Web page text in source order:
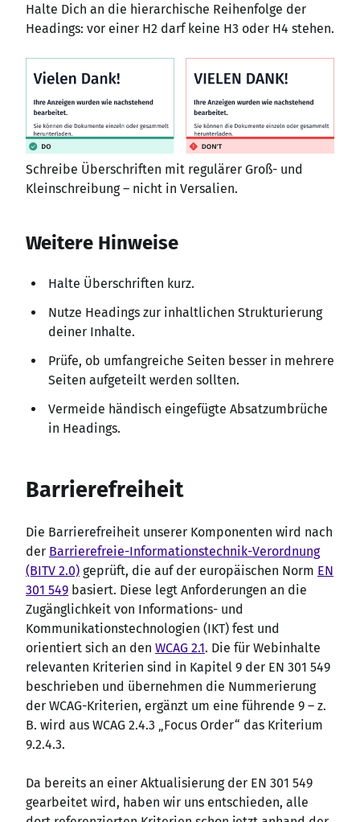
Halte Dich an die hierarchische Reihenfolge der
Headings: vor einer H2 darf keine H3 oder H4 stehen.
Schreibe Überschriften mit regulärer Groß- und
Kleinschreibung – nicht in Versalien.
Weitere Hinweise
Halte Überschriften kurz.
Nutze Headings zur inhaltlichen Strukturierung
deiner Inhalte.
Prüfe, ob umfangreiche Seiten besser in mehrere
Seiten aufgeteilt werden sollten.
Vermeide händisch eingefügte Absatzumbrüche
in Headings.
Barrierefreiheit
Die Barrierefreiheit unserer Komponenten wird nach
der Barrierefreie-Informationstechnik-Verordnung
(BITV 2.0) geprüft, die auf der europäischen Norm EN
301 549 basiert. Diese legt Anforderungen an die
Zugänglichkeit von Informations- und
Kommunikationstechnologien (IKT) fest und
orientiert sich an den WCAG 2.1. Die für Webinhalte
relevanten Kriterien sind in Kapitel 9 der EN 301 549
beschrieben und übernehmen die Nummerierung
der WCAG-Kriterien, ergänzt um eine führende 9 – z.
B. wird aus WCAG 2.4.3 „Focus Order“ das Kriterium
9.2.4.3.
Da bereits an einer Aktualisierung der EN 301 549
gearbeitet wird, haben wir uns entschieden, alle